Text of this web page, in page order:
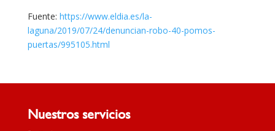
Fuente: https://www.eldia.es/la-
laguna/2019/07/24/denuncian-robo-40-pomos-
puertas/995105.html
Nuestros servicios